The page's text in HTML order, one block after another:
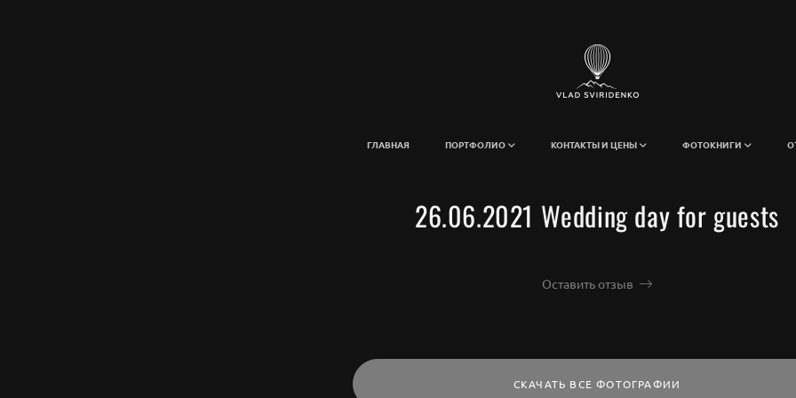
ГЛАВНАЯ ПОРТФОЛИО КОНТАКТЫ И ЦЕНЫ ФОТОКНИГИ
26.06.2021 Wedding day for guests
Оставить отзыв
СКАЧАТЬ ВСЕ ФОТОГРАФИИ